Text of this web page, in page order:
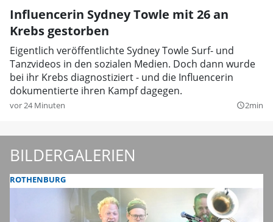
Influencerin Sydney Towle mit 26 an
Krebs gestorben
Eigentlich veröffentlichte Sydney Towle Surf- und
Tanzvideos in den sozialen Medien. Doch dann wurde
bei ihr Krebs diagnostiziert - und die Influencerin
dokumentierte ihren Kampf dagegen.
vor 24 Minuten query_builder2min
BILDERGALERIEN
ROTHENBURG